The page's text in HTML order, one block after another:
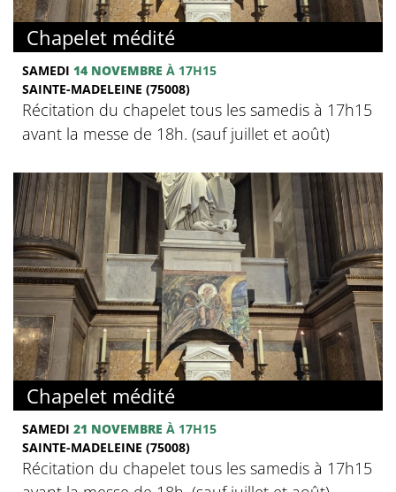
Chapelet médité
SAMEDI 14 NOVEMBRE À 17H15
SAINTE-MADELEINE (75008)
Récitation du chapelet tous les samedis à 17h15
avant la messe de 18h. (sauf juillet et août)
Chapelet médité
SAMEDI 21 NOVEMBRE À 17H15
SAINTE-MADELEINE (75008)
Récitation du chapelet tous les samedis à 17h15